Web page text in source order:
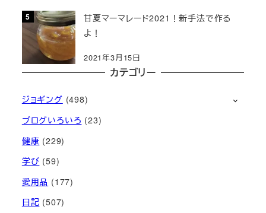
甘夏マーマレード2021！新手法で作る
よ！
2021年3月15日
カテゴリー
ジョギング (498)
ブログいろいろ (23)
健康 (229)
学び (59)
愛用品 (177)
日記 (507)